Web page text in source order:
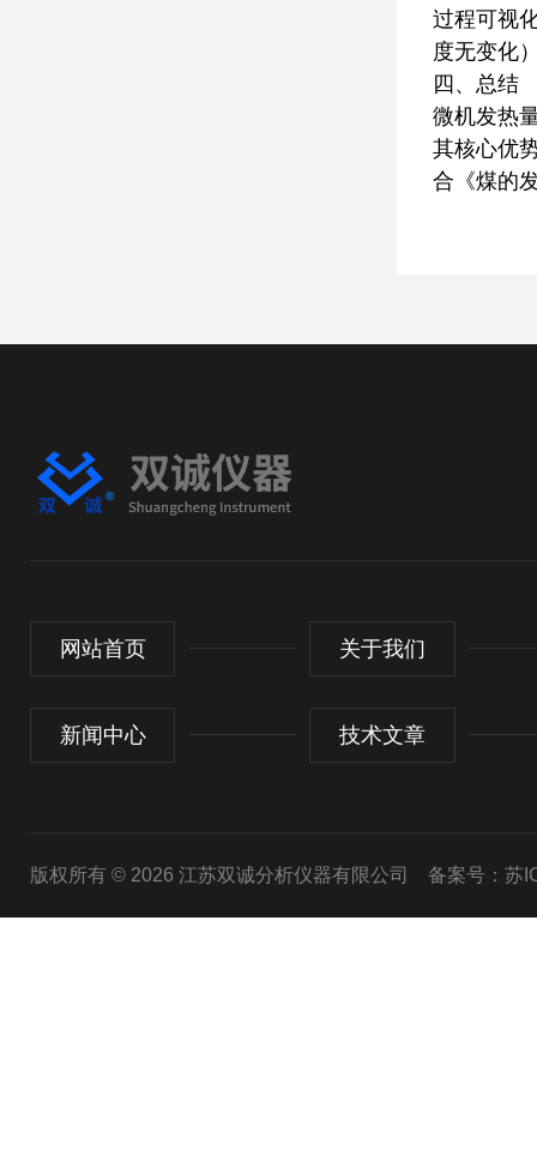
过程可视
度无变化
四、总结
微机发热
其核心优
合《煤的
网站首页 关于我们
新闻中心 技术文章
版权所有 © 2026 江苏双诚分析仪器有限公司 备案号：苏